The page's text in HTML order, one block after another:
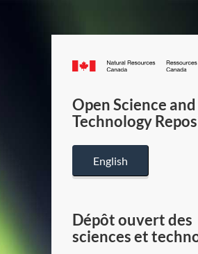
Canada.ca
Open Science and
Technology
English
Dépôt ouvert des
sciences et